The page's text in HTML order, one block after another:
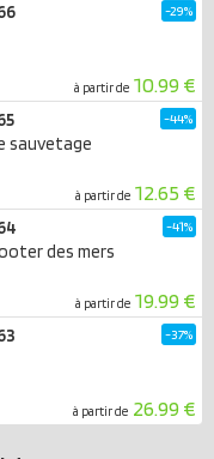
à partir de 10.99 €
-29%
sauvetage
à partir de 12.65 €
-44%
des mers
à partir de 19.99 €
-41%
à partir de 26.99 €
-37%